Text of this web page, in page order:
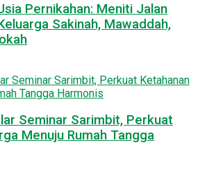
Pernikahan: Meniti Jalan
Sakinah, Mawaddah,
Seminar Sarimbit, Perkuat
Menuju Rumah Tangga